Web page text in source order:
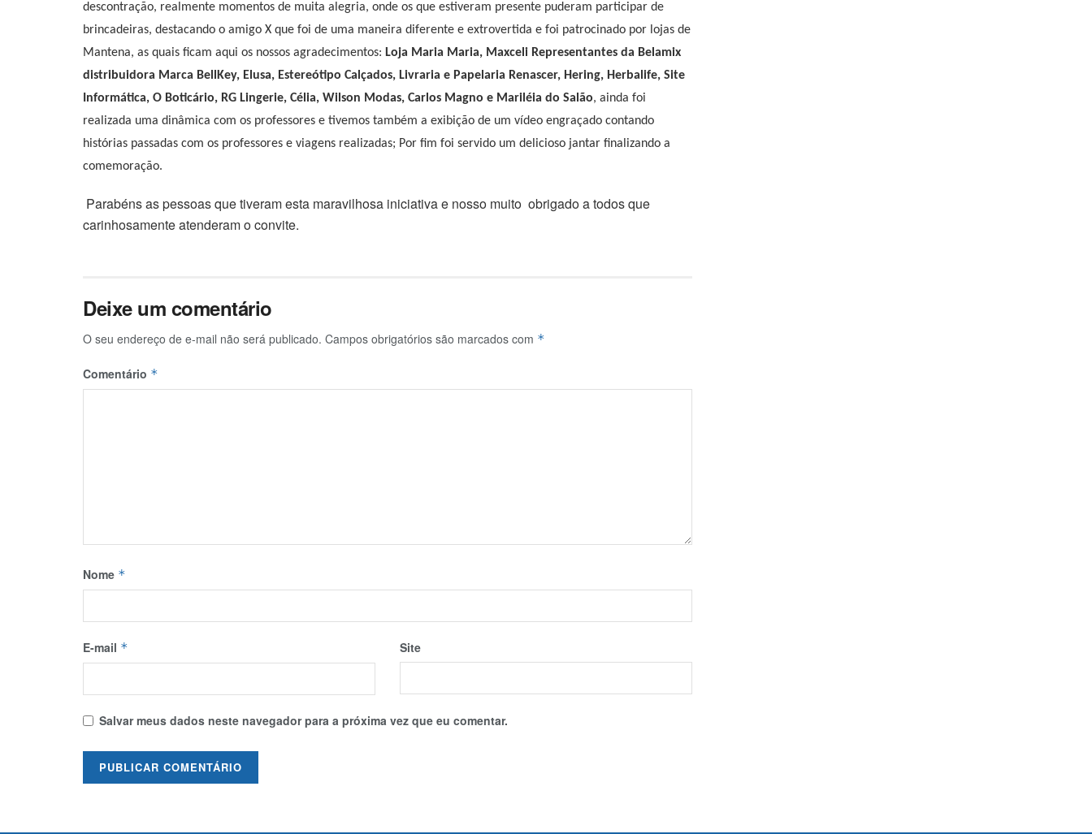
descontração, realmente momentos de muita alegria, onde os que estiveram presente puderam participar de
brincadeiras, destacando o amigo X que foi de uma maneira diferente e extrovertida e foi patrocinado por lojas de
Mantena, as quais ficam aqui os nossos agradecimentos: Loja Maria Maria, Maxceli Representantes da Belamix
distribuidora Marca BellKey, Elusa, Estereótipo Calçados, Livraria e Papelaria Renascer, Hering, Herbalife, Site
Informática, O Boticário, RG Lingerie, Célia, Wilson Modas, Carlos Magno e Mariléia do Salão, ainda foi
realizada uma dinâmica com os professores e tivemos também a exibição de um vídeo engraçado contando
histórias passadas com os professores e viagens realizadas; Por fim foi servido um delicioso jantar finalizando a
comemoração.
Parabéns as pessoas que tiveram esta maravilhosa iniciativa e nosso muito obrigado a todos que
carinhosamente atenderam o convite.
Deixe um comentário
O seu endereço de e-mail não será publicado. Campos obrigatórios são marcados com *
Comentário *
Nome *
E-mail * Site
Salvar meus dados neste navegador para a próxima vez que eu comentar.